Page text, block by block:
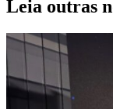
Leia outras